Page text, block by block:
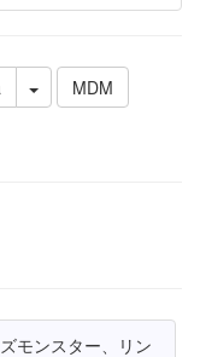
MDM
モンスター、リン